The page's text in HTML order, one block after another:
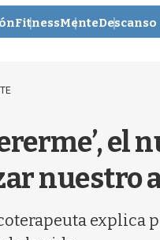
FitnessMenteDescanso
nuestro
explica